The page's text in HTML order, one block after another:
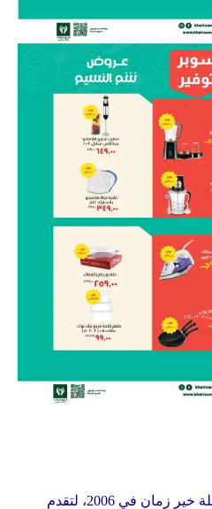
أطلقت مجموعة منصور سلسلة خير زمان في 2006، لتقدم